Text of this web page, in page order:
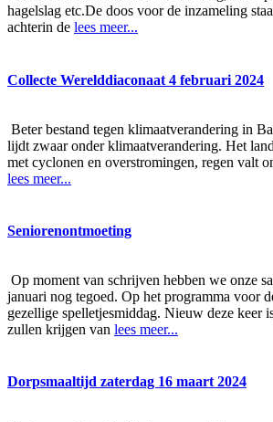
hagelslag etc.De doos voor de inzameling
achterin de lees meer...
Collecte Werelddiaconaat 4 februari 2024
Beter bestand tegen klimaatverandering in
lijdt zwaar onder klimaatverandering. Het
met cyclonen en overstromingen, regen valt
lees meer...
Seniorenontmoeting
Op moment van schrijven hebben we onze
januari nog tegoed. Op het programma voor
gezellige spelletjesmiddag. Nieuw deze keer
zullen krijgen van lees meer...
Dorpsmaaltijd zaterdag 16 maart 2024